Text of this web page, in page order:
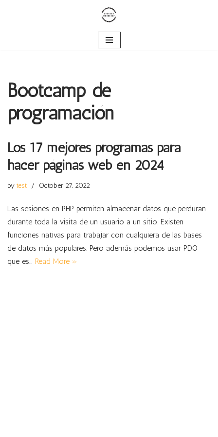
Bootcamp de
programación
Los 17 mejores programas para
hacer páginas web en 2024
by test October 27, 2022
Las sesiones en PHP permiten almacenar datos que perduran
durante toda la visita de un usuario a un sitio. Existen
funciones nativas para trabajar con cualquiera de las bases
de datos más populares. Pero además podemos usar PDO
que es… Read More »